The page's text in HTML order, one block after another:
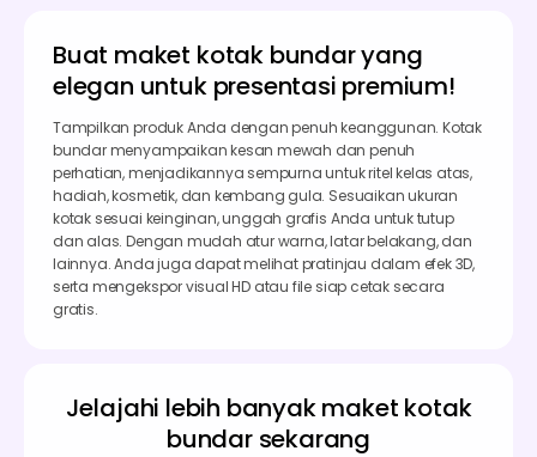
Buat maket kotak bundar yang
elegan untuk presentasi premium!
Tampilkan produk Anda dengan penuh keanggunan. Kotak
bundar menyampaikan kesan mewah dan penuh
perhatian, menjadikannya sempurna untuk ritel kelas atas,
hadiah, kosmetik, dan kembang gula. Sesuaikan ukuran
kotak sesuai keinginan, unggah grafis Anda untuk tutup
dan alas. Dengan mudah atur warna, latar belakang, dan
lainnya. Anda juga dapat melihat pratinjau dalam efek 3D,
serta mengekspor visual HD atau file siap cetak secara
gratis.
Jelajahi lebih banyak maket kotak
bundar sekarang